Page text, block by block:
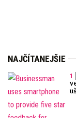
NAJČÍTANEJŠIE